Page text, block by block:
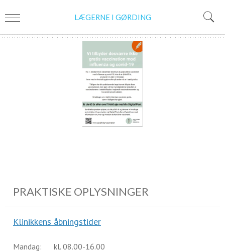
LÆGERNE I GØRDING
PRAKTISKE OPLYSNINGER
Klinikkens åbningstider
Mandag: kl. 08.00-16.00